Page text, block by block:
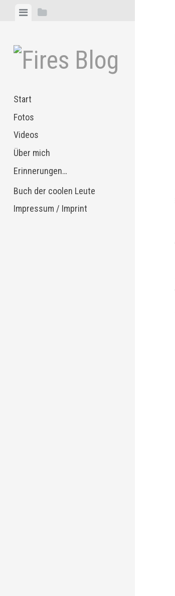
MenüSeitenleiste
Start
Fotos
Videos
Über mich
Erinnerungen…
Buch der coolen Leute
Impressum / Imprint